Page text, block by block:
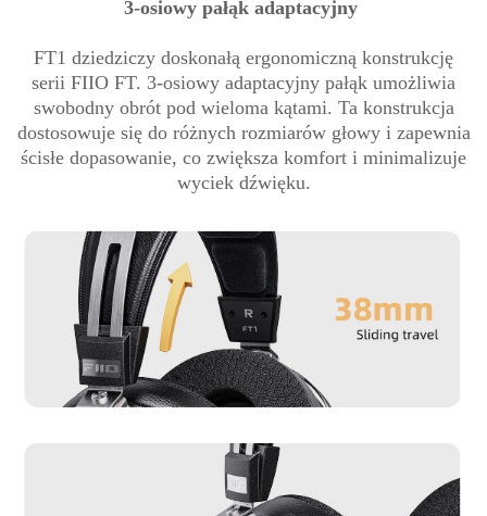
3-osiowy pałąk adaptacyjny
FT1 dziedziczy doskonałą ergonomiczną konstrukcję
serii FIIO FT. 3-osiowy adaptacyjny pałąk umożliwia
swobodny obrót pod wieloma kątami. Ta konstrukcja
dostosowuje się do różnych rozmiarów głowy i zapewnia
ścisłe dopasowanie, co zwiększa komfort i minimalizuje
wyciek dźwięku.